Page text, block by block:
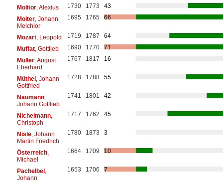
Molitor, Alexius 1730 1773
43
Molter, Johann
Melchior
1695 1765 66
Mozart, Leopold 1719 1787
64
Muffat, Gottlieb 1690 1770
71
Müller, August
Eberhard
1767 1817 16
Müthel, Johann
Gottfried
1728 1788 55
Naumann,
Johann Gottlieb
1741 1801 42
Nichelmann,
Christoph
1717 1762 45
Nisle, Johann
Martin Friedrich
1780 1873 3
Österreich,
Michael
1664 1709 10
Pachelbel,
Johann
1653 1706 7